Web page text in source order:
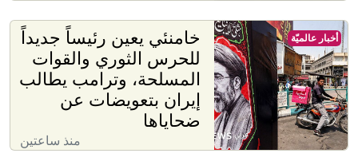
خامنئي يعين رئيساً جديداً
للحرس الثوري والقوات
المسلحة، وترامب يطالب
إيران بتعويضات عن
ضحاياها
منذ ساعتين
أخبار عالميّة